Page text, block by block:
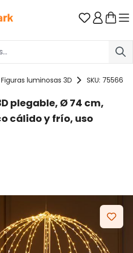
Tienes 0
Figuras luminosas 3D SKU: 75566
plegable, Ø 74 cm,
cálido y frío, uso